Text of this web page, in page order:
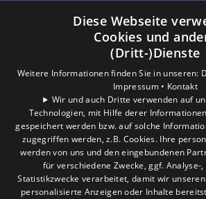
Datenschutz ·Impressum
Barrierefreiheitserklärung
Leistungen
Privatkunden
Gewerbekunden
Karriere
Unternehmen
Diese Webseite
Cookies und
(Dritt-)Dienste
Weitere Informationen finden Sie in unseren:
Impressum • Kontakt
Wir und auch Dritte verwenden auf
Technologien, mit Hilfe derer
gespeichert werden bzw. auf solche
zugegriffen werden, z.B. Cookies. Ihre
werden von uns und den eingebundenen
für verschiedene Zwecke, ggf. Analyse-
Statistikzwecke verarbeitet, damit wir
personalisierte Anzeigen oder Inhalte